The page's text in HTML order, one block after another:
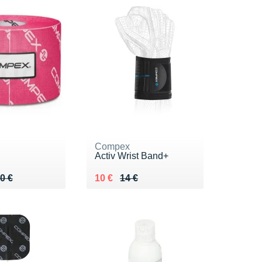
€ €
Compex
Activ Wrist Band+
14 €
Au lieu de 14 €
10 €
Vendu 10 €